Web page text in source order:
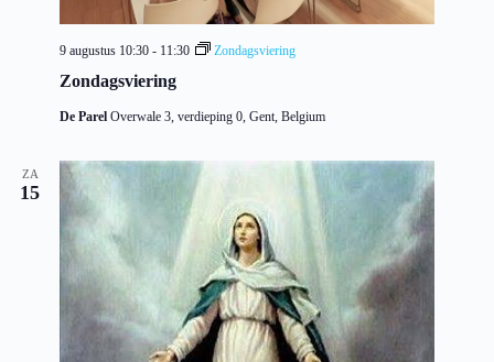
Zondagsviering
9 augustus 10:30 - 11:30 Zondagsviering
De Parel Overwale 3, verdieping 0, Gent, Belgium
ZA
15